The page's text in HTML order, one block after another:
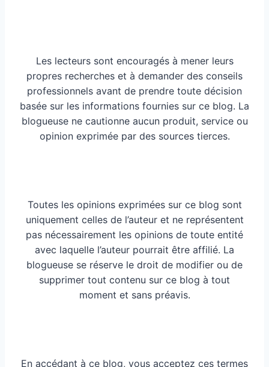
Les lecteurs sont encouragés à mener leurs
propres recherches et à demander des conseils
professionnels avant de prendre toute décision
basée sur les informations fournies sur ce blog. La
blogueuse ne cautionne aucun produit, service ou
opinion exprimée par des sources tierces.
Toutes les opinions exprimées sur ce blog sont
uniquement celles de l’auteur et ne représentent
pas nécessairement les opinions de toute entité
avec laquelle l’auteur pourrait être affilié. La
blogueuse se réserve le droit de modifier ou de
supprimer tout contenu sur ce blog à tout
moment et sans préavis.
En accédant à ce blog, vous acceptez ces termes